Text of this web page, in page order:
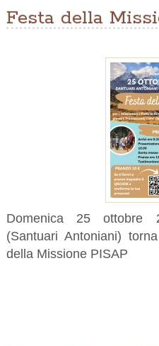
Festa della
Domenica 25 ottobre
(Santuari Antoniani)
della Missione PISAP